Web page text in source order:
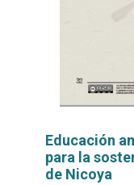
Educación
para la
de Nicoya